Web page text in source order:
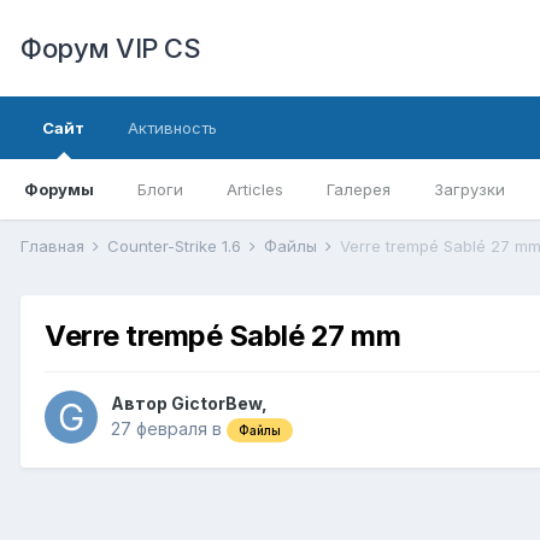
Форум VIP CS
Сайт
Форумы Блоги Articles Галерея Загрузки
Активность
Главная Counter-Strike 1.6 Файлы Verre trempé Sablé 27 mm
Verre trempé Sablé 27 mm
Автор GictorBew,
27 февраля в Файлы